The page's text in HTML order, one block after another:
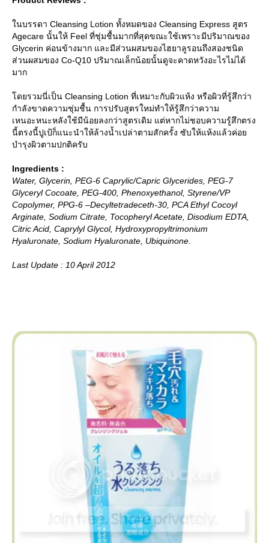
นบรรดา Cleansing Lotion ทั้งหมดของ Cleansing Express สูตร
Agecare นั้นให้ Feel ที่ชุ่มชื้นมากที่สุดขณะใช้เพราะมีปริมาณของ
Glycerin ค่อนข้างมาก และมีส่วนผสมของไฮยาลูรอนถึงสองชนิด
ส่วนผสมของ Co-Q10 ปริมาณเล็กน้อยนั้นดูจะคาดหวังอะไรไม่ได้
มาก
ดยรวมนี่เป็น Cleansing Lotion ที่เหมาะกับผิวแห้ง หรือผิวที่รู้สึกว่า
กำลังขาดความชุ่มชื้น การปรับสูตรใหม่ทำให้รู้สึกว่าความ
เหนอะหนะหลังใช้มีน้อยลงกว่าสูตรเดิม แต่หากไม่ชอบความรู้สึกตรง
นี้ตรงนี้ปูเป้ก็แนะนำให้ล้างน้ำเปล่าตามสักครั้ง ซับให้แห้งแล้วค่อ
บำรุงผิวตามปกติครับ
Ingredients :
Water, Glycerin, PEG-6 Caprylic/Capric Glycerides, PEG-7
Glyceryl Cocoate, PEG-400, Phenoxyethanol, Styrene/VP
Copolymer, PPG-6 –Decyltetradeceth-30, PCA Ethyl Cocoyl
Arginate, Sodium Citrate, Tocopheryl Acetate, Disodium EDTA,
Citric Acid, Caprylyl Glycol, Hydroxypropyltrimonium
Hyaluronate, Sodium Hyaluronate, Ubiquinone.
Last Update : 10 April 2012